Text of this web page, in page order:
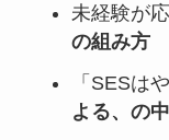
未経験が
の組み方
「SESは
よる、の中